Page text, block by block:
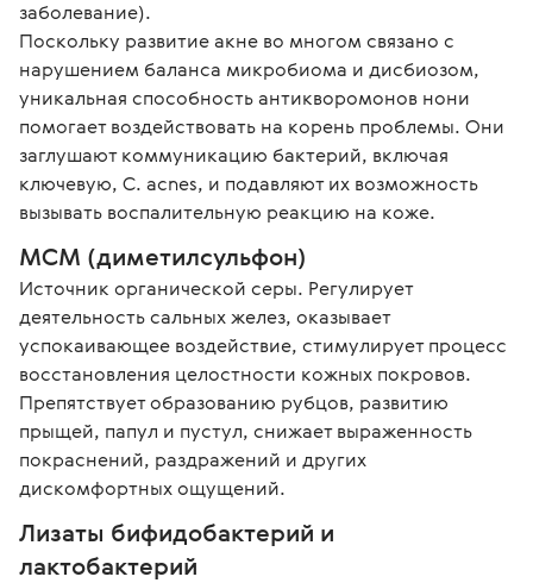
заболевание).
Поскольку развитие акне во многом связано с
нарушением баланса микробиома и дисбиозом,
уникальная способность антикворомонов нони
помогает воздействовать на корень проблемы. Они
заглушают коммуникацию бактерий, включая
ключевую, C. acnes, и подавляют их возможность
вызывать воспалительную реакцию на коже.
МСМ (диметилсульфон)
Источник органической серы. Регулирует
деятельность сальных желез, оказывает
успокаивающее воздействие, стимулирует процесс
восстановления целостности кожных покровов.
Препятствует образованию рубцов, развитию
прыщей, папул и пустул, снижает выраженность
покраснений, раздражений и других
дискомфортных ощущений.
Лизаты бифидобактерий и
лактобактерий